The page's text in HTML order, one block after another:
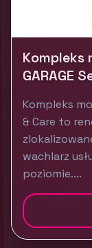
Kompleks
GARAGE
Kompleks
& Care to
wachlarz
poziomie....